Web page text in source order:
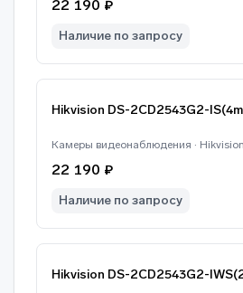
22 190 ₽
Наличие по запросу
Hikvision DS-2CD2543G2-
Камеры видеонаблюдения · Hikvision
22 190 ₽
Наличие по запросу
Hikvision DS-2CD2543G2-